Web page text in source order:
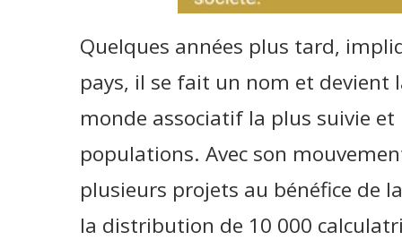
Quelques années plus tard,
pays, il se fait un nom et devient
monde associatif la plus suivie
populations. Avec son
plusieurs projets au bénéfice de
la distribution de 10 000